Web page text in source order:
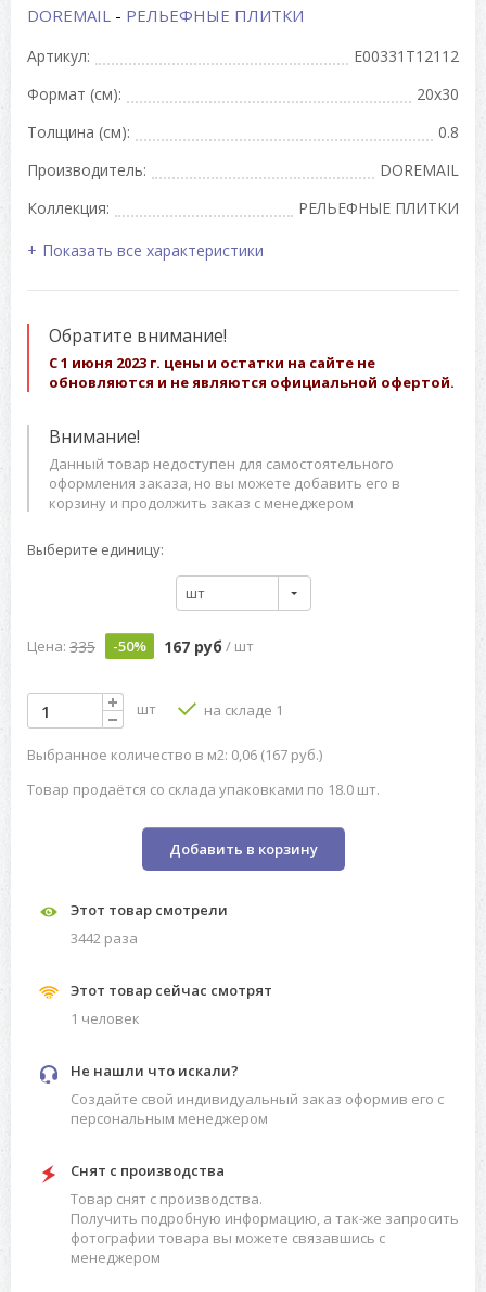
DOREMAIL - РЕЛЬЕФНЫЕ ПЛИТКИ
Артикул:
E00331T12112
Формат (см):
20x30
Толщина (см):
0.8
Производитель:
DOREMAIL
Коллекция:
РЕЛЬЕФНЫЕ ПЛИТКИ
Показать все характеристики
Обратите внимание!
С 1 июня 2023 г. цены и остатки на сайте не
обновляются и не являются официальной офертой.
Внимание!
Данный товар недоступен для самостоятельного
оформления заказа, но вы можете добавить его в
корзину и продолжить заказ с менеджером
Выберите единицу:
шт
Цена: 335 -50% 167 руб / шт
шт на складе 1
Выбранное количество в м2: 0,06 (167 руб.)
Товар продаётся со склада упаковками по 18.0 шт.
Добавить в корзину
Этот товар смотрели
3442 разa
Этот товар сейчас смотрят
1 человек
Не нашли что искали?
Создайте свой индивидуальный заказ оформив его с
персональным менеджером
Снят с производства
Товар снят с производства.
Получить подробную информацию, а так-же запросить
фотографии товара вы можете связавшись с
менеджером